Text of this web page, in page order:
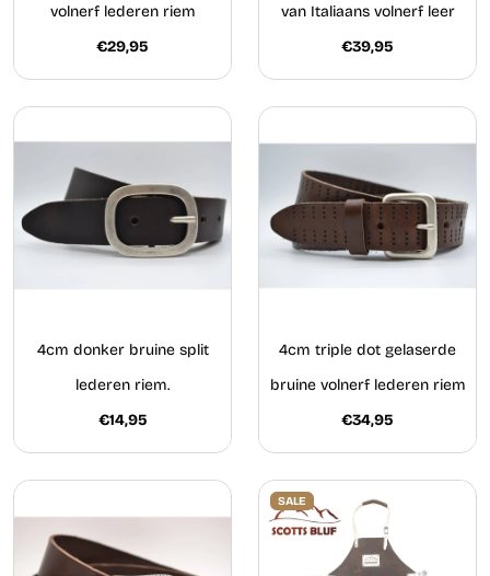
volnerf lederen riem
€29,95
van Italiaans volnerf leer
€39,95
4cm donker bruine split
lederen riem.
€14,95
4cm triple dot gelaserde
bruine volnerf lederen riem
€34,95
SALE